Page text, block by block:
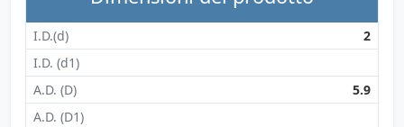
I.D.(d)
2
I.D. (d1)
A.D. (D)
5.9
A.D. (D1)